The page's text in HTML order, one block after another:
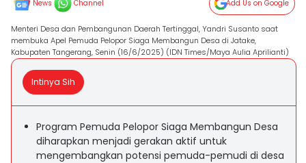
News Channel Add Us on Google
Menteri Desa dan Pembangunan Daerah Tertinggal, Yandri Susanto saat
membuka Apel Pemuda Pelopor Siaga Membangun Desa di Jatake,
Kabupaten Tangerang, Senin (16/6/2025) (IDN Times/Maya Aulia Aprilianti)
Intinya Sih
Program Pemuda Pelopor Siaga Membangun Desa
diharapkan menjadi gerakan aktif untuk
mengembangkan potensi pemuda-pemudi di desa